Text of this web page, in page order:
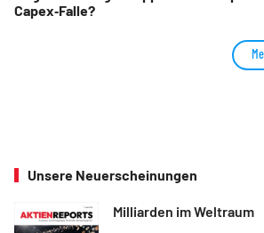
Capex‑Falle?
Unsere Neuerscheinungen
Milliarden im Weltraum